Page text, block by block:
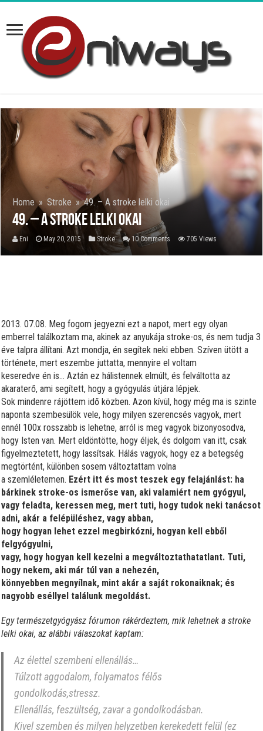
Home » Stroke » 49. – A stroke lelki okai
49. – A stroke lelki okai
Eni May 20, 2015 Stroke 10 Comments 705 Views
2013. 07.08. Meg fogom jegyezni ezt a napot, mert egy olyan
emberrel találkoztam ma, akinek az anyukája stroke-os, és nem tudja 3
éve talpra állítani. Azt mondja, én segítek neki ebben. Szíven ütött a
története, mert eszembe juttatta, mennyire el voltam
keseredve én is… Aztán ez hálistennek elmúlt, és felváltotta az
akaraterő, ami segített, hogy a gyógyulás útjára lépjek.
Sok mindenre rájöttem idő közben. Azon kívül, hogy még ma is szinte
naponta szembesülök vele, hogy milyen szerencsés vagyok, mert
ennél 100x rosszabb is lehetne, arról is meg vagyok bizonyosodva,
hogy Isten van. Mert eldöntötte, hogy éljek, és dolgom van itt, csak
figyelmeztetett, hogy lassítsak. Hálás vagyok, hogy ez a betegség
megtörtént, különben sosem változtattam volna
a szemléletemen. Ezért itt és most teszek egy felajánlást: ha
bárkinek stroke-os ismerőse van, aki valamiért nem gyógyul,
vagy feladta, keressen meg, mert tuti, hogy tudok neki tanácsot
adni, akár a felépüléshez, vagy abban,
hogy hogyan lehet ezzel megbirkózni, hogyan kell ebből
felgyógyulni,
vagy, hogy hogyan kell kezelni a megváltoztathatatlant. Tuti,
hogy nekem, aki már túl van a nehezén,
könnyebben megnyílnak, mint akár a saját rokonaiknak; és
nagyobb eséllyel találunk megoldást.
Egy természetgyógyász fórumon rákérdeztem, mik lehetnek a stroke
lelki okai, az alábbi válaszokat kaptam:
Az élettel szembeni ellenállás…
Túlzott aggodalom, folyamatos félős
gondolkodás,stressz.
Ellenállás, feszültség, zavar a gondolkodásban.
Kivel szemben és milyen helyzetben kerekedett felül (ez